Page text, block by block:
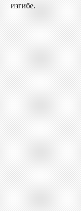
изгибе.